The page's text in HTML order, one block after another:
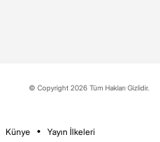
© Copyright 2026 Tüm Hakları Gizlidir.
Künye Yayın İlkeleri